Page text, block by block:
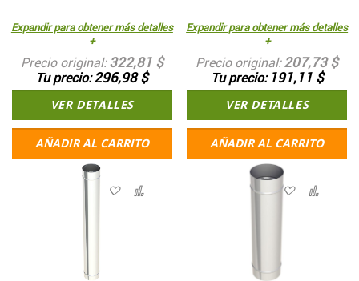
Expandir para obtener más detalles
+
Precio original 322,81 $
Tu precio 296,98 $
VER DETALLES
AÑADIR AL CARRITO
Expandir para obtener más detalles
+
Precio original 207,73 $
Tu precio 191,11 $
VER DETALLES
AÑADIR AL CARRITO